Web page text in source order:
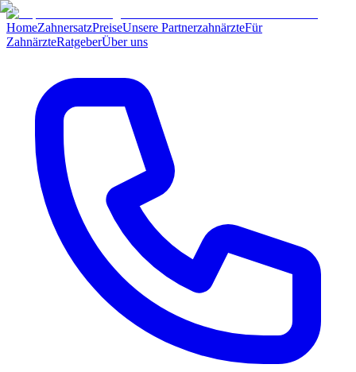
HomeZahnersatzPreiseUnsere PartnerzahnärzteFür
ZahnärzteRatgeberÜber uns